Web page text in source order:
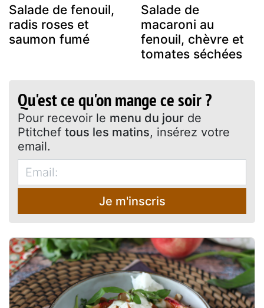
Salade de fenouil,
radis roses et
saumon fumé
Salade de
macaroni au
fenouil, chèvre et
tomates séchées
Qu'est ce qu'on mange ce soir ?
Pour recevoir le menu du jour de
Ptitchef tous les matins, insérez votre
email.
Je m'inscris